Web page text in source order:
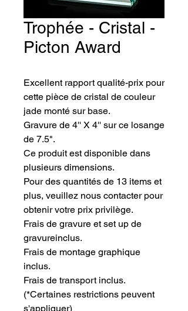
Trophée - Cristal -
Picton Award
Excellent rapport qualité-prix pour
cette pièce de cristal de couleur
jade monté sur base.
Gravure de 4'' X 4'' sur ce losange
de 7.5".
Ce produit est disponible dans
plusieurs dimensions.
Pour des quantités de 13 items et
plus, veuillez nous contacter pour
obtenir votre prix privilège.
Frais de gravure et set up de
gravureinclus.
Frais de montage graphique
inclus.
Frais de transport inclus.
(*Certaines restrictions peuvent
s'appliquer)